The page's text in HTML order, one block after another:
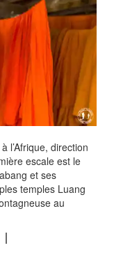
l’Afrique, direction
escale est le
et ses
temples Luang
au